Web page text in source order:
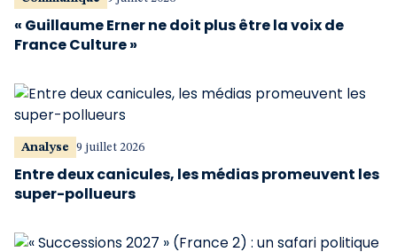
« Guillaume Erner ne doit plus être la voix de
France Culture »
Analyse 9 juillet 2026
Entre deux canicules, les médias promeuvent les
super-pollueurs